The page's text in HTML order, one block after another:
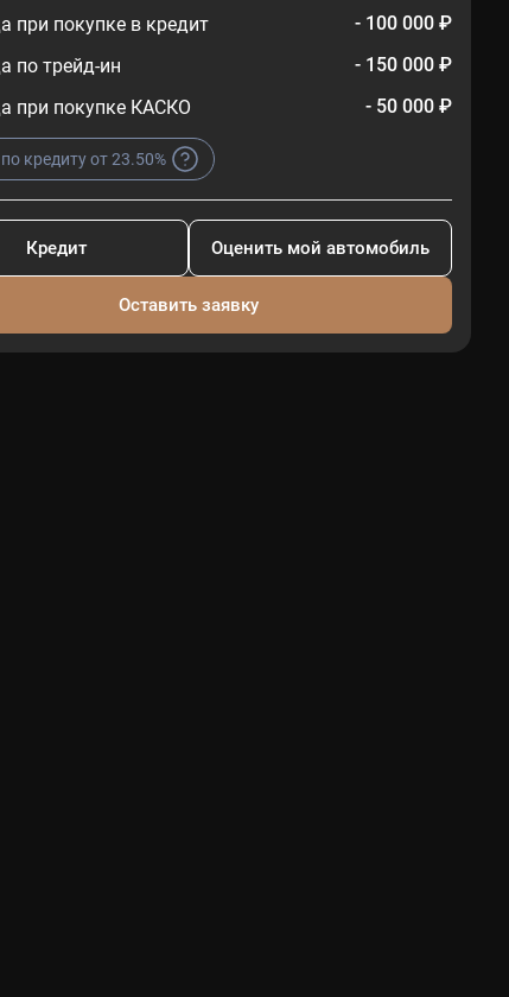
при покупке в кредит
- 100 000 ₽
по трейд-ин
- 150 000 ₽
при покупке КАСКО
- 50 000 ₽
кредиту от 23.50%
Кредит Оценить мой автомобиль
Оставить заявку